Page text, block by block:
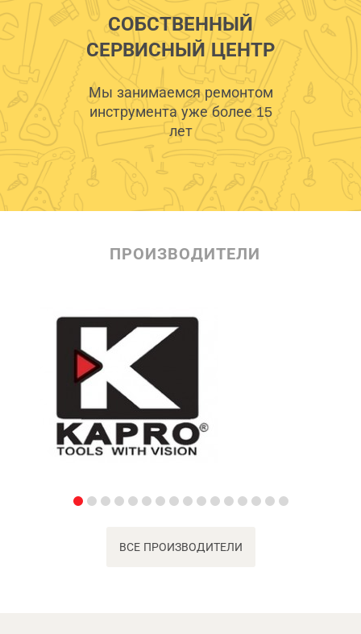
СОБСТВЕННЫЙ
СЕРВИСНЫЙ ЦЕНТР
Мы занимаемся ремонтом
инструмента уже более 15
лет
ПРОИЗВОДИТЕЛИ
ВСЕ ПРОИЗВОДИТЕЛИ